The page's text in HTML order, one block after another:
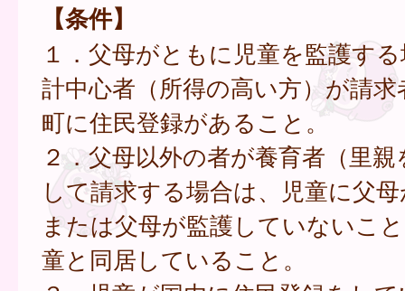
【条件】
１．父母がともに児童を監護す
計中心者（所得の高い方）が請
町に住民登録があること。
２．父母以外の者が養育者（里
して請求する場合は、児童に父
または父母が監護していないこ
童と同居していること。